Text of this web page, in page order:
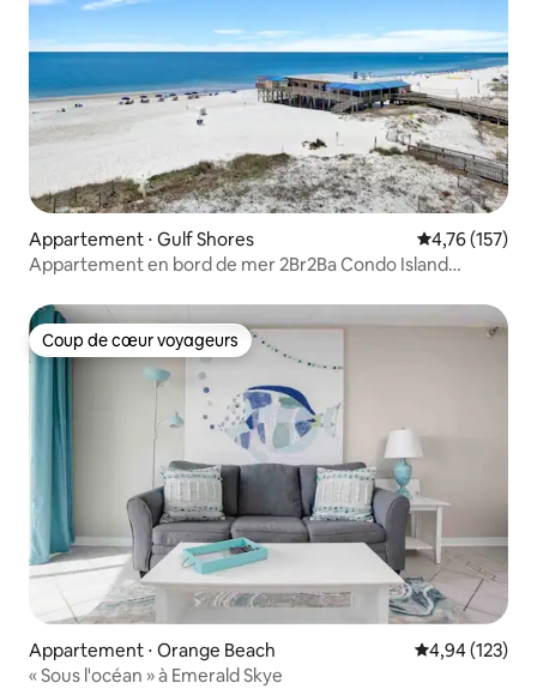
Appartement ⋅ Gulf Shores Évaluation
4,76 (157)
Appartement en bord de mer 2Br2Ba Condo Island
Coup de cœur voyageurs
Coup de cœur voyageurs
Appartement ⋅ Orange Beach Évaluation
4,94 (123)
« Sous l'océan » à Emerald Skye